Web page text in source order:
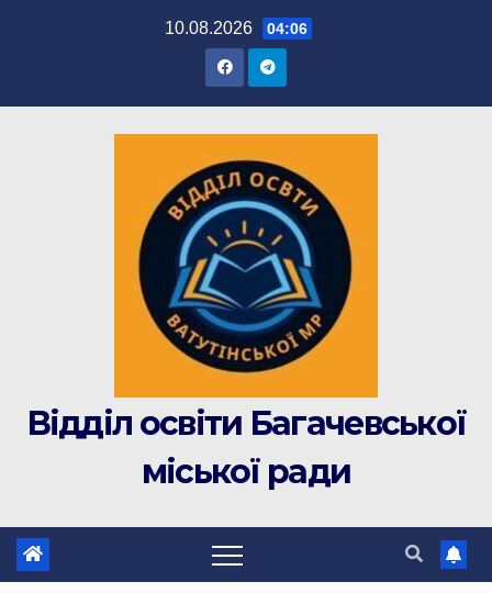
10.08.2026 04:06
Відділ освіти Багачевської
міської ради